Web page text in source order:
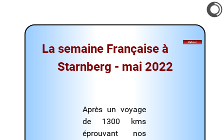
La semaine Française à
Starnberg - mai 2022
Après un voyage
de 1300 kms
éprouvant nos